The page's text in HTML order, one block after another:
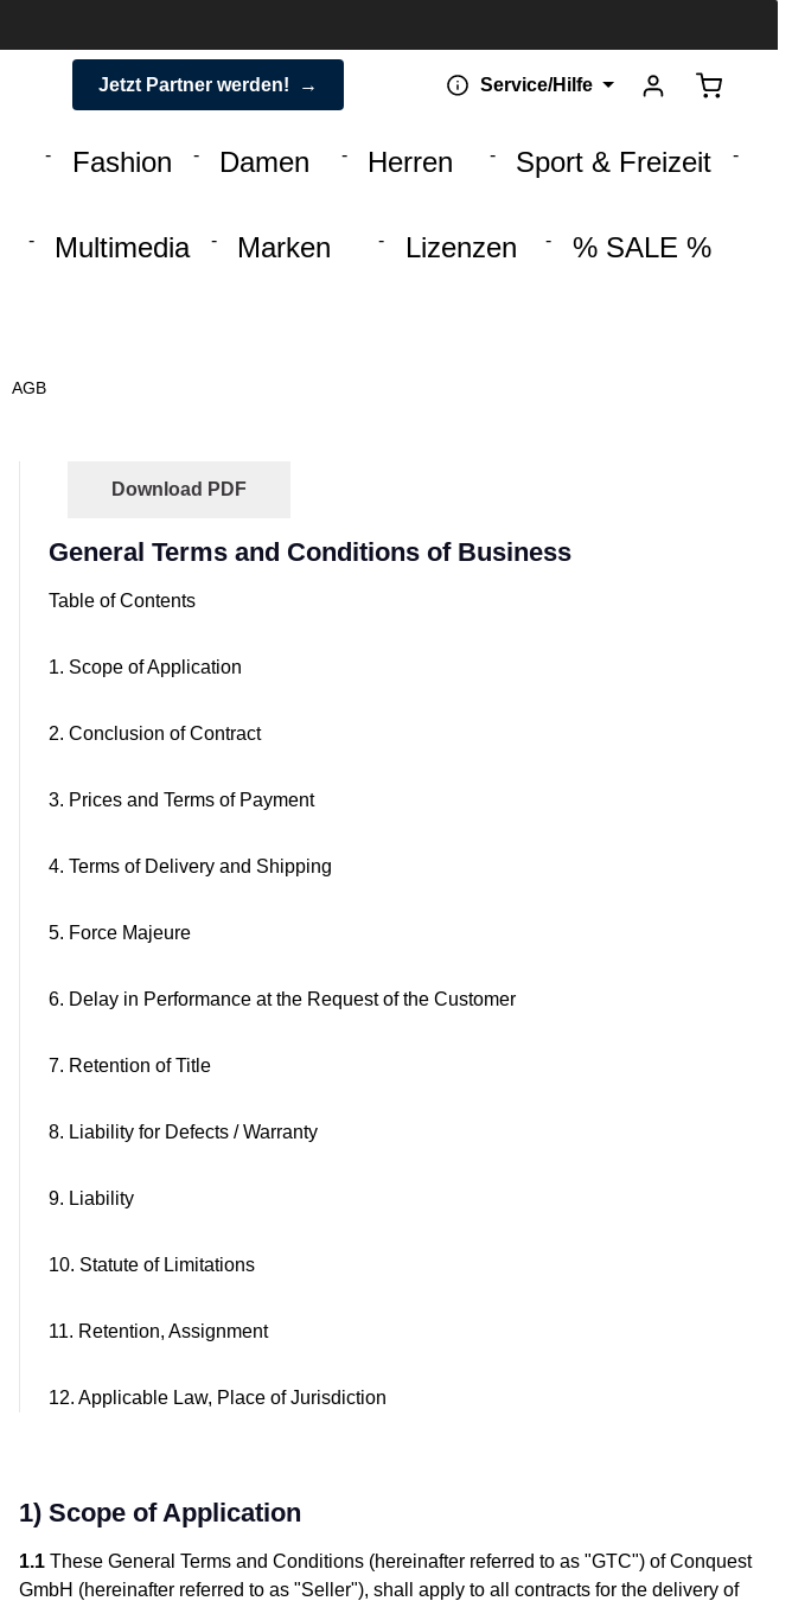
Jetzt Partner werden! Service/Hilfe
Fashion Damen Herren Sport & Freizeit
Multimedia Marken Lizenzen % SALE %
AGB
Download PDF
General Terms and Conditions of Business
Table of Contents
1. Scope of Application
2. Conclusion of Contract
3. Prices and Terms of Payment
4. Terms of Delivery and Shipping
5. Force Majeure
6. Delay in Performance at the Request of the Customer
7. Retention of Title
8. Liability for Defects / Warranty
9. Liability
10. Statute of Limitations
11. Retention, Assignment
12. Applicable Law, Place of Jurisdiction
1) Scope of Application
1.1 These General Terms and Conditions (hereinafter referred to as "GTC") of Conquest
GmbH (hereinafter referred to as "Seller"), shall apply to all contracts for the delivery of